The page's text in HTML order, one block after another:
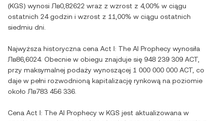
(KGS) wynosi Лв0,82622 wraz z wzrost z 4,00% w ciągu
ostatnich 24 godzin i wzrost z 11,00% w ciągu ostatnich
siedmiu dni.
Najwyższa historyczna cena Act I: The AI Prophecy wynosiła
Лв86,6024. Obecnie w obiegu znajduje się 948 239 309 ACT
przy maksymalnej podaży wynoszącej 1 000 000 000 ACT , co
daje w pełni rozwodnioną kapitalizację rynkową na poziomie
około Лв783 456 336
Cena Act I: The AI Prophecy w KGS jest aktualizowana w